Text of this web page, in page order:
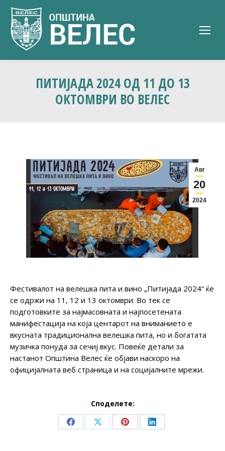
ПИТИЈАДА 2024 ОД 11 ДО 13
ОКТОМВРИ ВО ВЕЛЕС
Авг
20
2024
Фестивалот на велешка пита и вино „Питијада 2024“ ќе
се одржи на 11, 12 и 13 октомври. Во тек се
подготовките за најмасовната и најпосетената
манифестација на која центарот на вниманието е
вкусната традиционална велешка пита, но и богатата
музичка понуда за сечиј вкус. Повеќе детали за
настанот Општина Велес ќе објави наскоро на
официјалната веб страница и на социјалните мрежи.
Споделете:
Share Share Share Share